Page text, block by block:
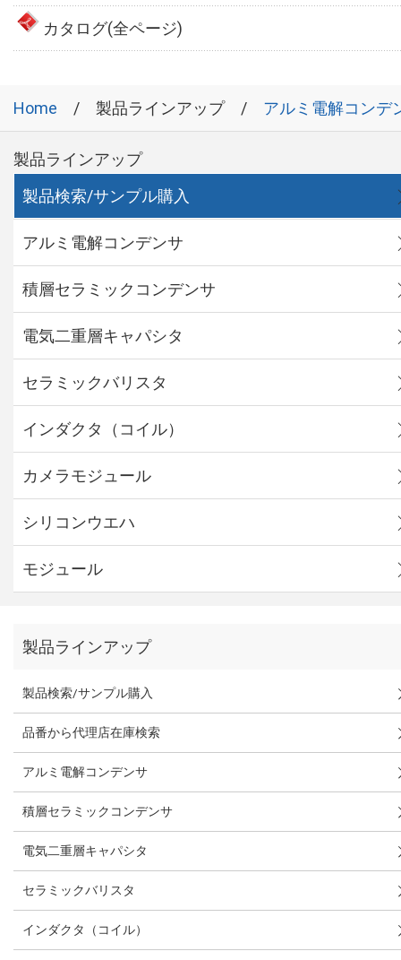
カタログ(全ページ)
Home 製品ラインアップ アルミ電解コンデ
製品ラインアップ
製品検索/サンプル購入
アルミ電解コンデンサ
積層セラミックコンデンサ
電気二重層キャパシタ
セラミックバリスタ
インダクタ（コイル）
カメラモジュール
シリコンウエハ
モジュール
製品ラインアップ
製品検索/サンプル購入
品番から代理店在庫検索
アルミ電解コンデンサ
積層セラミックコンデンサ
電気二重層キャパシタ
セラミックバリスタ
インダクタ（コイル）